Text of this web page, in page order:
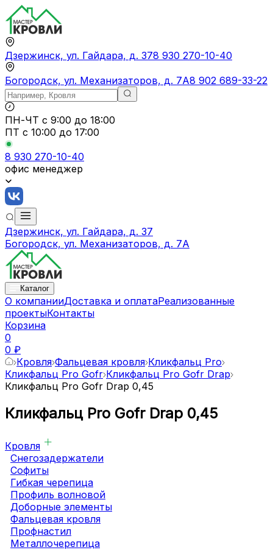
Дзержинск, ул. Гайдара, д. 378 930 270-10-40
Богородск, ул. Механизаторов, д. 7А8 902 689-33-22
ПН-ЧТ с 9:00 до 18:00
ПТ с 10:00 до 17:00
8 930 270-10-40
офис менеджер
Дзержинск, ул. Гайдара, д. 37
Богородск, ул. Механизаторов, д. 7А
Каталог
О компанииДоставка и оплатаРеализованные
проектыКонтакты
Корзина
0
0 ₽
Кровля Фальцевая кровля Кликфальц Pro
Кликфальц Pro Gofr Кликфальц Pro Gofr Drap
Кликфальц Pro Gofr Drap 0,45
Кликфальц Pro Gofr Drap 0,45
Кровля
Снегозадержатели
Софиты
Гибкая черепица
Профиль волновой
Доборные элементы
Фальцевая кровля
Профнастил
Металлочерепица